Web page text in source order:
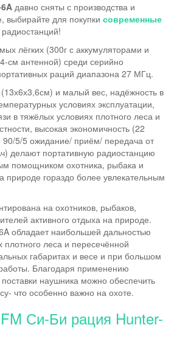
давно сняты с производства и
выбирайте для покупки современные
лёгких (300г с аккумуляторами и
см антенной) среди серийно
раций диапазона 27 МГц.
и малый вес, надёжность в
условиях эксплуатации,
в тяжёлых условиях плотного леса и
высокая экономичность (22
5/5 ожидание/ приём/ передача от
делают портативную радиостанцию
помощником охотника, рыбака и
природе гораздо более увлекательным
на охотников, рыбаков,
активного отдыха на природе.
обладает наибольшей дальностью
плотного леса и пересечённой
габаритах и весе и при большом
Благодаря применению
наушника можно обеспечить
что особенно важно на охоте.
Си-Би рация Hunter-